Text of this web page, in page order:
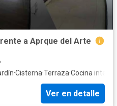
a Aprque del Arte
·Cisterna·Terraza·Cocina
Ver en detalle